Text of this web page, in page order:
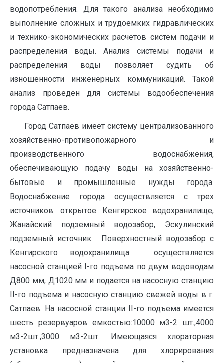
водопотребления. Для такого анализа необходимо
выполнение сложных и трудоемких гидравлических
и технико-экономических расчетов систем подачи и
распределения воды. Анализ системы подачи и
распределения воды позволяет судить об
изношенности инженерных коммуникаций. Такой
анализ проведен для системы водообеспечения
города Сатпаев.
Город Сатпаев имеет систему централизованного
хозяйственно-противопожарного и
производственного водоснабжения,
обеспечивающую подачу воды на хозяйственно-
бытовые и промышленные нужды города.
Водоснабжение города осуществляется с трех
источников: открытое Кенгирское водохранилище,
Жанайский подземный водозабор, Эскулинский
подземный источник. Поверхностный водозабор с
Кенгирского водохранилища осуществляется
насосной станцией I-го подъема по двум водоводам
Д800 мм, Д1020 мм и подается на насосную станцию
II-го подъема и насосную станцию свежей воды в г.
Сатпаев. На насосной станции II-го подъема имеется
шесть резервуаров емкостью:10000 м3-2 шт.,4000
м3-2шт.,3000 м3-2шт. Имеющаяся хлораторная
установка предназначена для хлорирования